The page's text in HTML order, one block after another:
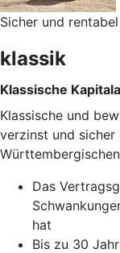
Sicher und rentabel
klassik
Klassische
Klassische und
verzinst und sicher
Das
hat
Bis zu 30